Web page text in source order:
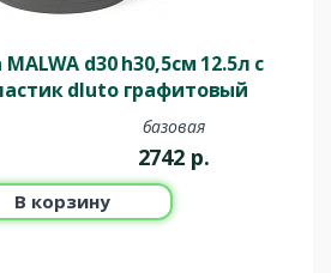
d30 h30,5см 12.5л с
dluto графитовый
базовая
2742 р.
В корзину